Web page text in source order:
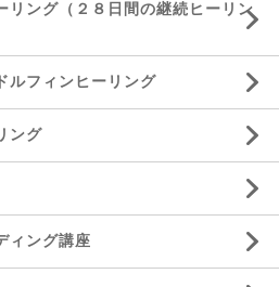
リング（２８日間の継続ヒーリン
ルフィンヒーリング
ング
ィング講座